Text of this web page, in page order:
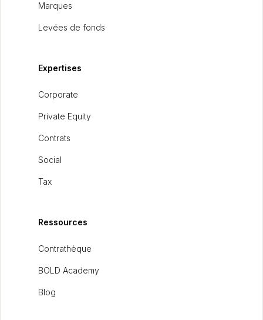
Marques
Levées de fonds
Expertises
Corporate
Private Equity
Contrats
Social
Tax
Ressources
Contrathèque
BOLD Academy
Blog